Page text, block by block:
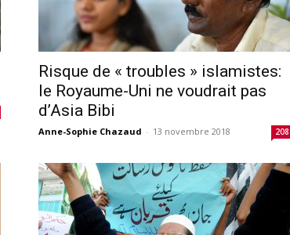
Risque de « troubles » islamistes:
le Royaume-Uni ne voudrait pas
d’Asia Bibi
Anne-Sophie Chazaud - 13 novembre 2018 208